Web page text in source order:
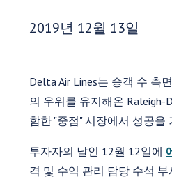
게시 날짜:
2019년 12월 13일
Delta Air Lines는 승객 수 측
의 우위를 유지해온 Raleigh-
함한 "중점" 시장에서 성공을
투자자의 날인 12월 12일에
격 및 수익 관리 담당 수석